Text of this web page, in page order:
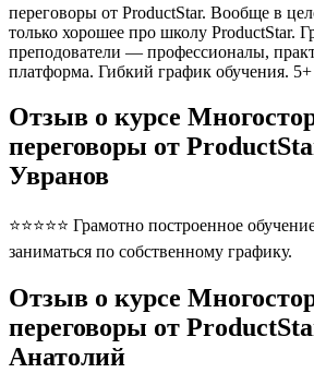
переговоры от ProductStar. Вообще в
только хорошее про школу ProductStar.
преподователи — профессионалы,
платформа. Гибкий график обучения. 5+
Отзыв о курсе
переговоры от
Увранов
⭐⭐⭐⭐⭐ Грамотно построенное
заниматься по собственному графику.
Отзыв о курсе
переговоры от
Анатолий